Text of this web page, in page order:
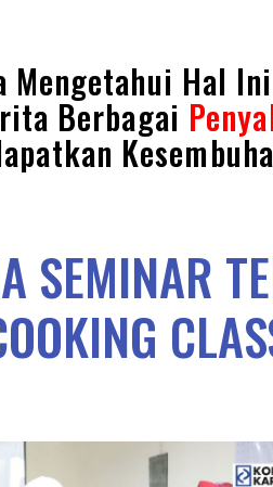
Mengetahui Hal
Berbagai
SEMINAR